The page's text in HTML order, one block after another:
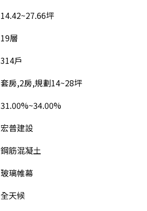
14.42~27.66坪
19層
314戶
套房,2房,規劃14~28坪
31.00%~34.00%
宏普建設
鋼筋混凝土
玻璃帷幕
全天候